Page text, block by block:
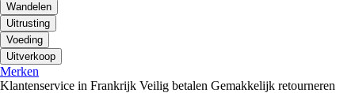
Wandelen
Uitrusting
Voeding
Uitverkoop
Merken
Klantenservice in Frankrijk Veilig betalen Gemakkelijk retourneren